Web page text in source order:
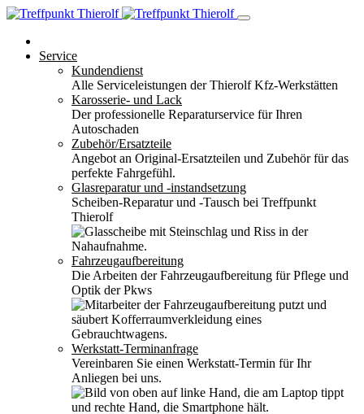
Service
Kundendienst
Alle Serviceleistungen der Thierolf Kfz-Werkstätten
Karosserie- und Lack
Der professionelle Reparaturservice für Ihren
Autoschaden
Zubehör/Ersatzteile
Angebot an Original-Ersatzteilen und Zubehör für das
perfekte Fahrgefühl.
Glasreparatur und -instandsetzung
Scheiben-Reparatur und -Tausch bei Treffpunkt
Thierolf
Fahrzeugaufbereitung
Die Arbeiten der Fahrzeugaufbereitung für Pflege und
Optik der Pkws
Werkstatt-Terminanfrage
Vereinbaren Sie einen Werkstatt-Termin für Ihr
Anliegen bei uns.